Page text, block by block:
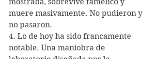
muere masivamente. No pudieron y
no pasaron.
4. Lo de hoy ha sido francamente
notable. Una maniobra de